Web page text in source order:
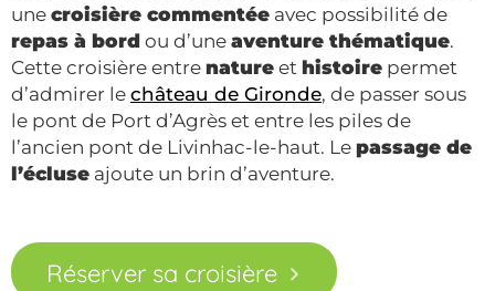
une croisière commentée avec possibilité de
repas à bord ou d’une aventure thématique.
Cette croisière entre nature et histoire permet
d’admirer le château de Gironde, de passer sous
le pont de Port d’Agrès et entre les piles de
l’ancien pont de Livinhac-le-haut. Le passage de
l’écluse ajoute un brin d’aventure.
Réserver sa croisière